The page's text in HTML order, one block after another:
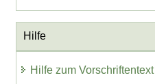
Hilfe
Hilfe zum Vorschriftentext